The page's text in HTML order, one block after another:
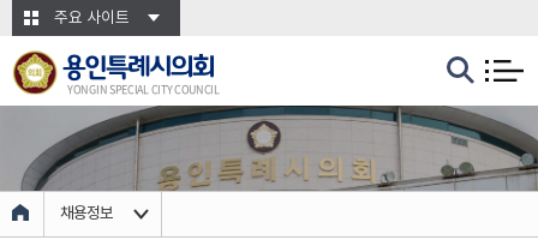
본문바로가기주요 사이트
용인특례시의회
YONGIN SPECIAL CITY COUNCIL
채용정보